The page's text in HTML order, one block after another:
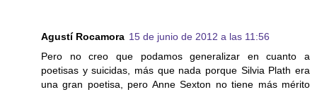
Agustí Rocamora 15 de junio de 2012 a las 11:56
Pero no creo que podamos generalizar en cuanto a
poetisas y suicidas, más que nada porque Silvia Plath era
una gran poetisa, pero Anne Sexton no tiene más mérito